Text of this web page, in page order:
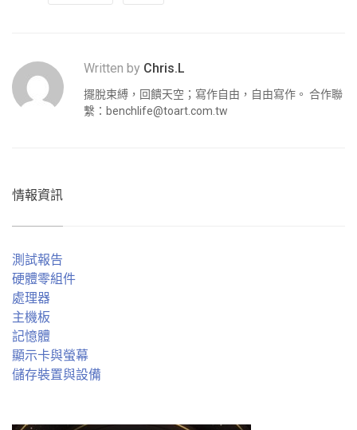
Written by Chris.L
擺脫束縛，回饋天空；寫作自由，自由寫作。 合作聯
繫： benchlife@toart.com.tw
情報資訊
測試報告
硬體零組件
處理器
主機板
記憶體
顯示卡與螢幕
儲存裝置與設備